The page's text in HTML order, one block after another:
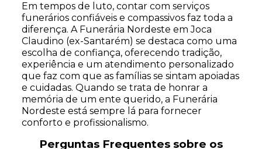
Em tempos de luto, contar com serviços
funerários confiáveis e compassivos faz toda a
diferença. A Funerária Nordeste em Joca
Claudino (ex-Santarém) se destaca como uma
escolha de confiança, oferecendo tradição,
experiência e um atendimento personalizado
que faz com que as famílias se sintam apoiadas
e cuidadas. Quando se trata de honrar a
memória de um ente querido, a Funerária
Nordeste está sempre lá para fornecer
conforto e profissionalismo.
Perguntas Frequentes sobre os